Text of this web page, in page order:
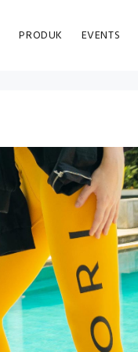
PRODUK EVENTS